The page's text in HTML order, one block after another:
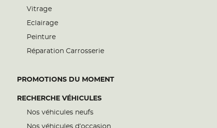
Vitrage
Eclairage
Peinture
Réparation Carrosserie
PROMOTIONS DU MOMENT
RECHERCHE VÉHICULES
Nos véhicules neufs
Nos véhicules d’occasion